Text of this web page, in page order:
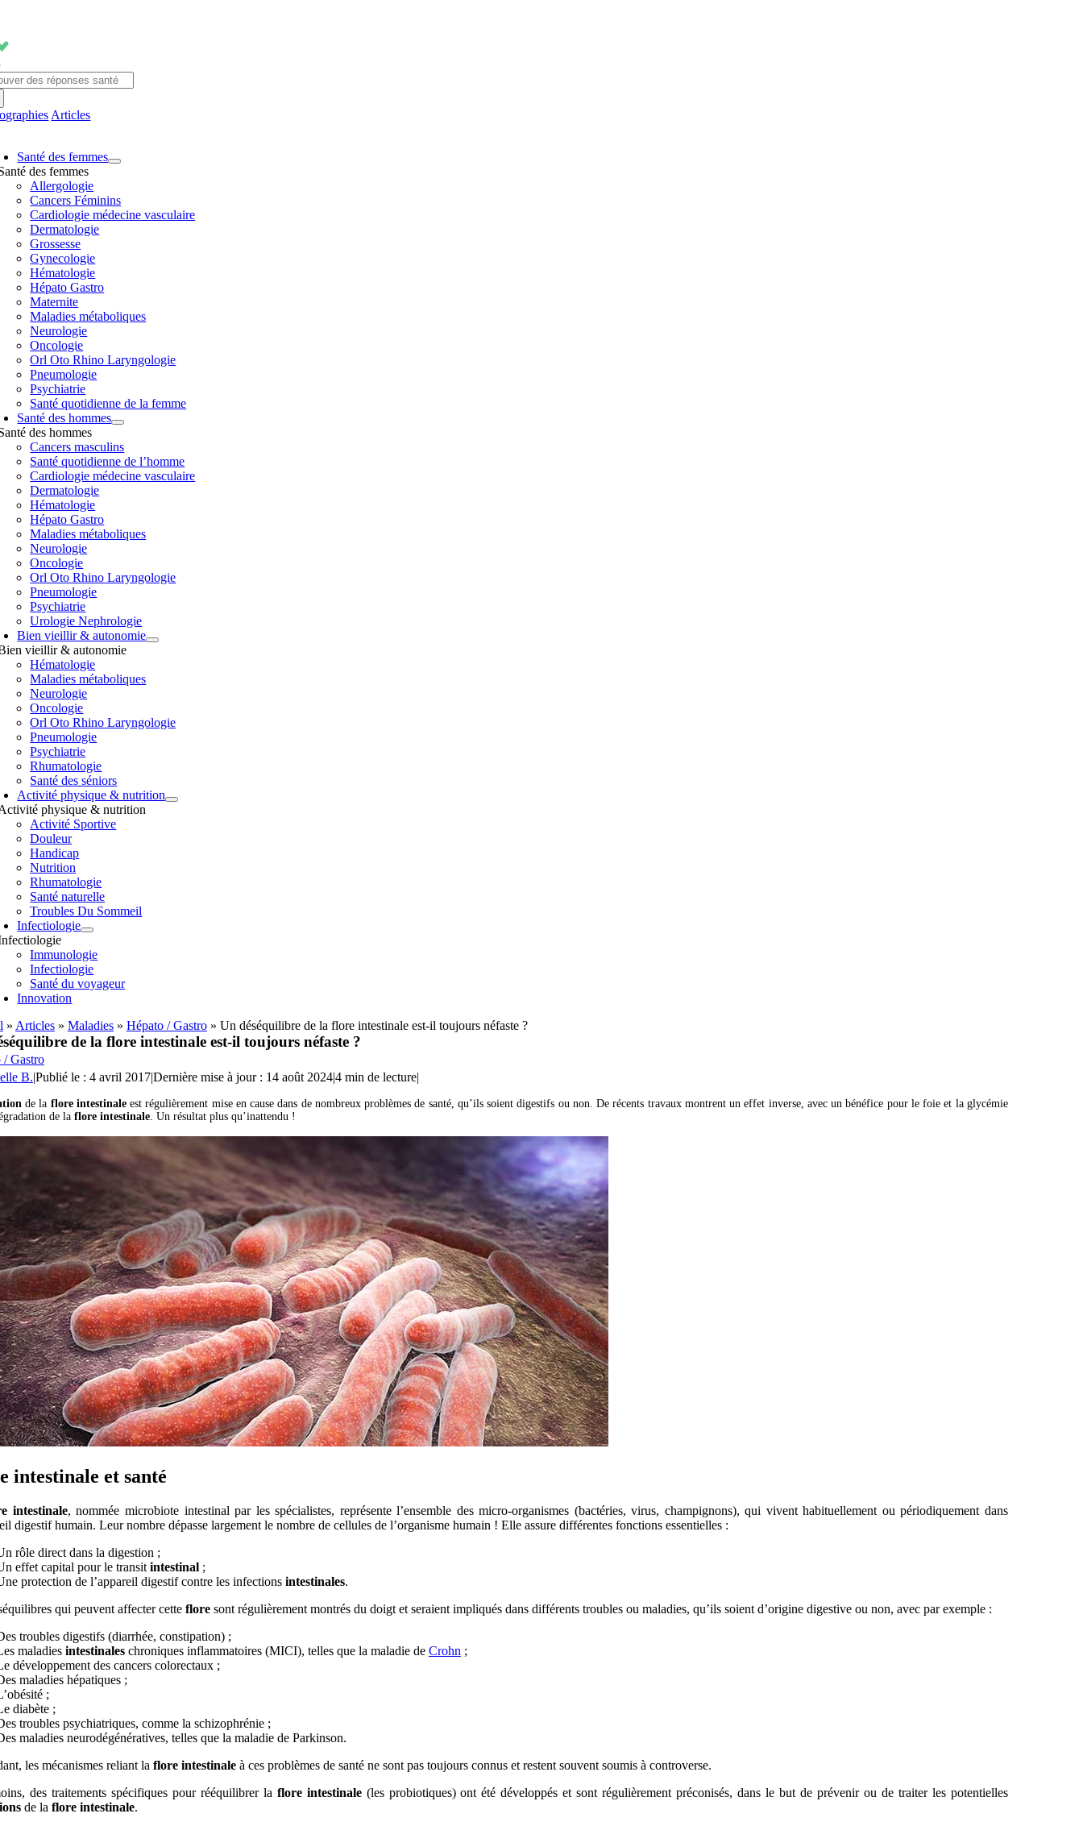
contenu
Articles
Santé des femmes
des femmes
Allergologie
Cancers Féminins
Cardiologie médecine vasculaire
Dermatologie
Grossesse
Gynecologie
Hématologie
Hépato Gastro
Maternite
Maladies métaboliques
Neurologie
Oncologie
Orl Oto Rhino Laryngologie
Pneumologie
Psychiatrie
Santé quotidienne de la femme
Santé des hommes
des hommes
Cancers masculins
Santé quotidienne de l’homme
Cardiologie médecine vasculaire
Dermatologie
Hématologie
Hépato Gastro
Maladies métaboliques
Neurologie
Oncologie
Orl Oto Rhino Laryngologie
Pneumologie
Psychiatrie
Urologie Nephrologie
Bien vieillir & autonomie
vieillir & autonomie
Hématologie
Maladies métaboliques
Neurologie
Oncologie
Orl Oto Rhino Laryngologie
Pneumologie
Psychiatrie
Rhumatologie
Santé des séniors
Activité physique & nutrition
physique & nutrition
Activité Sportive
Douleur
Handicap
Nutrition
Rhumatologie
Santé naturelle
Troubles Du Sommeil
Infectiologie
Immunologie
Infectiologie
Santé du voyageur
Innovation
» Articles» Maladies» Hépato / Gastro» Un déséquilibre de la flore intestinale est-il toujours néfaste ?
de la flore intestinale est-il toujours néfaste ?
/ Gastro
B.|Publié le : 4 avril 2017|Dernière mise à jour : 14 août 2024|4 min de lecture|
de la flore intestinaleest régulièrement mise en cause dans de nombreux problèmes de santé, qu’ils soient digestifs ou non. De récents travaux montrent un effet inverse, avec un bénéfice pour le foie et la glycémie
de la flore intestinale. Un résultat plus qu’inattendu !
intestinale et santé
intestinale, nommée microbiote intestinal par les spécialistes, représente l’ensemble des micro-organismes (bactéries, virus, champignons), qui vivent habituellement ou périodiquement dans
digestif humain. Leur nombre dépasse largement le nombre de cellules de l’organisme humain ! Elle assure différentes fonctions essentielles :
rôle direct dans la digestion ;
effet capital pour le transit intestinal;
protection de l’appareil digestif contre les infections intestinales.
qui peuvent affecter cette floresont régulièrement montrés du doigt et seraient impliqués dans différents troubles ou maladies, qu’ils soient d’origine digestive ou non, avec par exemple :
troubles digestifs (diarrhée, constipation) ;
maladies intestinaleschroniques inflammatoires (MICI), telles que la maladie de Crohn ;
développement des cancers colorectaux ;
maladies hépatiques ;
;
diabète ;
troubles psychiatriques, comme la schizophrénie ;
maladies neurodégénératives, telles que la maladie de Parkinson.
les mécanismes reliant la flore intestinaleà ces problèmes de santé ne sont pas toujours connus et restent souvent soumis à controverse.
des traitements spécifiques pour rééquilibrer la flore intestinale(les probiotiques) ont été développés et sont régulièrement préconisés, dans le but de prévenir ou de traiter les potentielles
de la flore intestinale.